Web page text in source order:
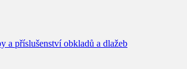
a příslušenství obkladů a dlažeb